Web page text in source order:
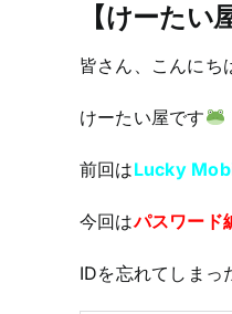
【けーた
皆さん、こんにち
けーたい屋です
前回はLucky
今回はパスワード
IDを忘れてしま